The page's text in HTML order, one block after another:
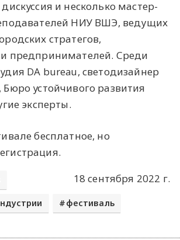
и несколько мастер-
НИУ ВШЭ, ведущих
стратегов,
и предпринимателей. Среди
DA bureau, светодизайнер
устойчивого развития
эксперты.
бесплатное, но
18 сентября 2022 г.
фестиваль